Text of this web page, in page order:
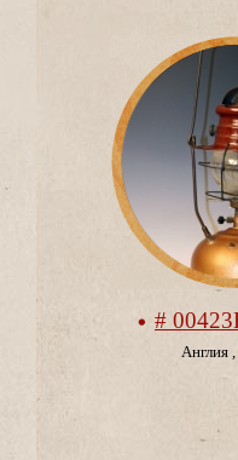
#
Англия,